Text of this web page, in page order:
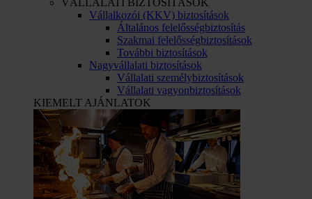
Vállalkozói (KKV) biztosítások
Általános felelősségbiztosítás
Szakmai felelősségbiztosítások
További biztosítások
Nagyvállalati biztosítások
Vállalati személybiztosítások
Vállalati vagyonbiztosítások
KIEMELT AJÁNLATOK